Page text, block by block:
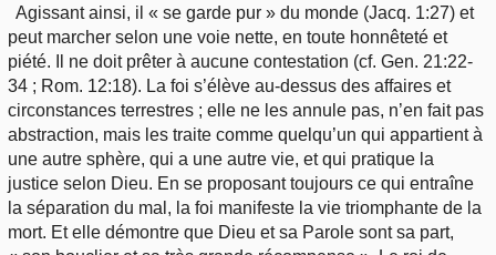
Agissant ainsi, il « se garde pur » du monde (Jacq. 1:27) et
peut marcher selon une voie nette, en toute honnêteté et
piété. Il ne doit prêter à aucune contestation (cf. Gen. 21:22-
34 ; Rom. 12:18). La foi s’élève au-dessus des affaires et
circonstances terrestres ; elle ne les annule pas, n’en fait pas
abstraction, mais les traite comme quelqu’un qui appartient à
une autre sphère, qui a une autre vie, et qui pratique la
justice selon Dieu. En se proposant toujours ce qui entraîne
la séparation du mal, la foi manifeste la vie triomphante de la
mort. Et elle démontre que Dieu et sa Parole sont sa part,